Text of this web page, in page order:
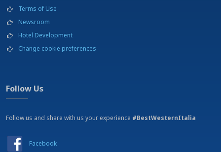
Terms of Use
Newsroom
Hotel Development
Change cookie preferences
Follow Us
Follow us and share with us your experience #BestWesternItalia
Facebook